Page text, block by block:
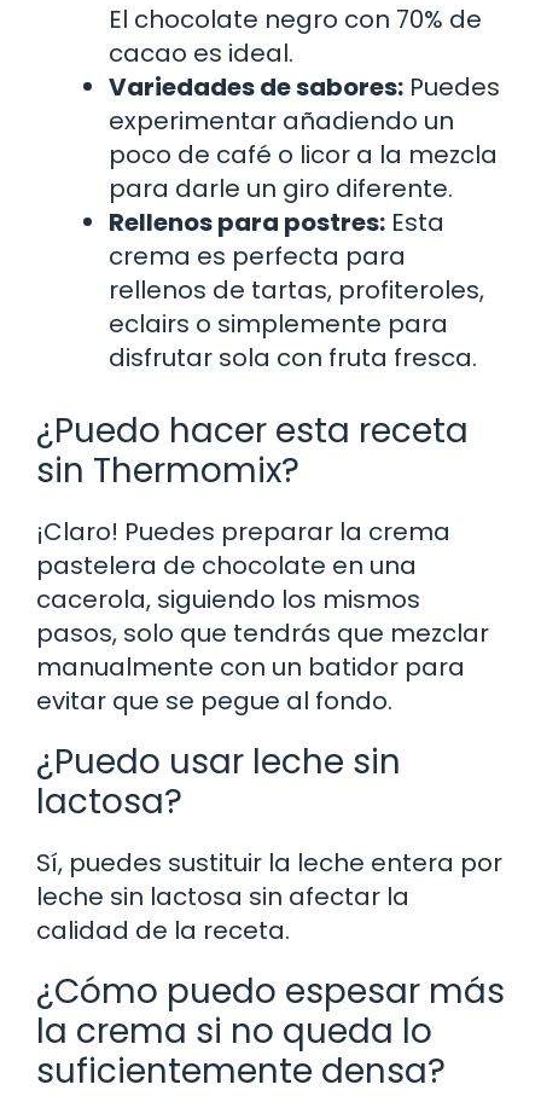
El chocolate negro con 70% de
cacao es ideal.
Variedades de sabores: Puedes
experimentar añadiendo un
poco de café o licor a la mezcla
para darle un giro diferente.
Rellenos para postres: Esta
crema es perfecta para
rellenos de tartas, profiteroles,
eclairs o simplemente para
disfrutar sola con fruta fresca.
¿Puedo hacer esta receta
sin Thermomix?
¡Claro! Puedes preparar la crema
pastelera de chocolate en una
cacerola, siguiendo los mismos
pasos, solo que tendrás que mezclar
manualmente con un batidor para
evitar que se pegue al fondo.
¿Puedo usar leche sin
lactosa?
Sí, puedes sustituir la leche entera por
leche sin lactosa sin afectar la
calidad de la receta.
¿Cómo puedo espesar más
la crema si no queda lo
suficientemente densa?